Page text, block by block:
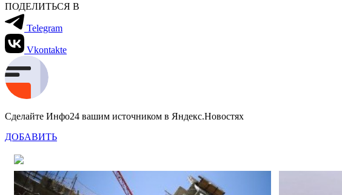
ПОДЕЛИТЬСЯ В
Telegram
Vkontakte
Сделайте Инфо24 вашим источником в Яндекс.Новостях
ДОБАВИТЬ